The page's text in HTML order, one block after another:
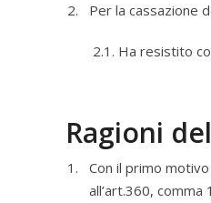
Per la cassazione
2.1. Ha resistito
Ragioni
Con il primo
all’art.360,